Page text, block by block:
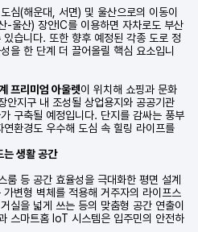
심(해운대, 서면) 및 울산으로의 이동이
-울산) 장안IC를 이용하면 자차로도 부산
습니다. 또한 향후 예정된 각종 도로 정
을 한 단계 더 끌어올릴 핵심 요소입니
프리미엄 아울렛이 위치해 쇼핑과 문화
안지구 내 조성될 상업용지와 공공기관
구축될 예정입니다. 단지를 감싸는 풍부
환경도 우수해 도심 속 힐링 라이프를
는 생활 공간
룸 등 공간 효율성을 극대화한 평면 설계
변형 벽체를 적용해 거주자의 라이프스
실을 넓게 쓰는 등의 맞춤형 공간 연출이
스마트홈 IoT 시스템은 입주민의 안전하